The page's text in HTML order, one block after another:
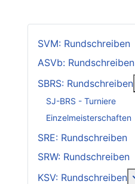
SVM: Rundschreiben
ASVb: Rundschreiben
SBRS: Rundschreiben
SJ-BRS - Turniere
Einzelmeisterschaften
SRE: Rundschreiben
SRW: Rundschreiben
KSV: Rundschreiben